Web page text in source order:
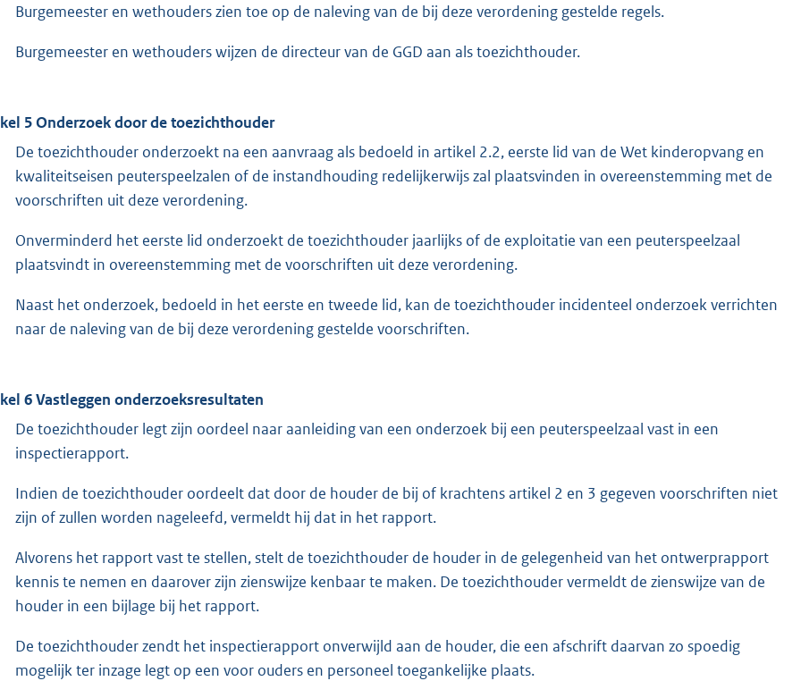
Burgemeester en wethouders zien toe op de naleving van de bij deze verordening gestelde regels.
Burgemeester en wethouders wijzen de directeur van de GGD aan als toezichthouder.
5 Onderzoek door de toezichthouder
De toezichthouder onderzoekt na een aanvraag als bedoeld in artikel 2.2, eerste lid van de Wet kinderopvang en
kwaliteitseisen peuterspeelzalen of de instandhouding redelijkerwijs zal plaatsvinden in overeenstemming met de
voorschriften uit deze verordening.
Onverminderd het eerste lid onderzoekt de toezichthouder jaarlijks of de exploitatie van een peuterspeelzaal
plaatsvindt in overeenstemming met de voorschriften uit deze verordening.
Naast het onderzoek, bedoeld in het eerste en tweede lid, kan de toezichthouder incidenteel onderzoek verrichten
naar de naleving van de bij deze verordening gestelde voorschriften.
6 Vastleggen onderzoeksresultaten
De toezichthouder legt zijn oordeel naar aanleiding van een onderzoek bij een peuterspeelzaal vast in een
inspectierapport.
Indien de toezichthouder oordeelt dat door de houder de bij of krachtens artikel 2 en 3 gegeven voorschriften niet
zijn of zullen worden nageleefd, vermeldt hij dat in het rapport.
Alvorens het rapport vast te stellen, stelt de toezichthouder de houder in de gelegenheid van het ontwerprapport
kennis te nemen en daarover zijn zienswijze kenbaar te maken. De toezichthouder vermeldt de zienswijze van de
houder in een bijlage bij het rapport.
De toezichthouder zendt het inspectierapport onverwijld aan de houder, die een afschrift daarvan zo spoedig
mogelijk ter inzage legt op een voor ouders en personeel toegankelijke plaats.